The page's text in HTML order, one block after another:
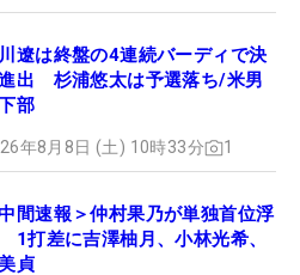
遼は終盤の4連続バーディで決
出 杉浦悠太は予選落ち/米男
部
年8月8日 (土) 10時33分 1
間速報＞仲村果乃が単独首位浮
打差に吉澤柚月、小林光希、
貞